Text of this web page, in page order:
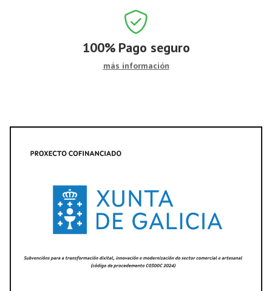
100% Pago seguro
más información